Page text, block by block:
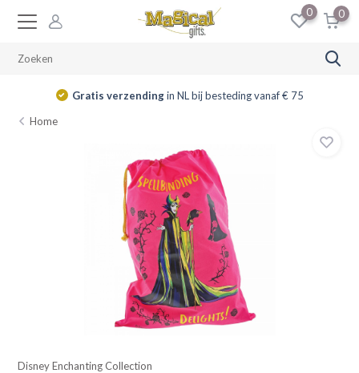
0 0
Gratis verzendingin NL bij besteding vanaf € 75
Home
Disney Enchanting Collection